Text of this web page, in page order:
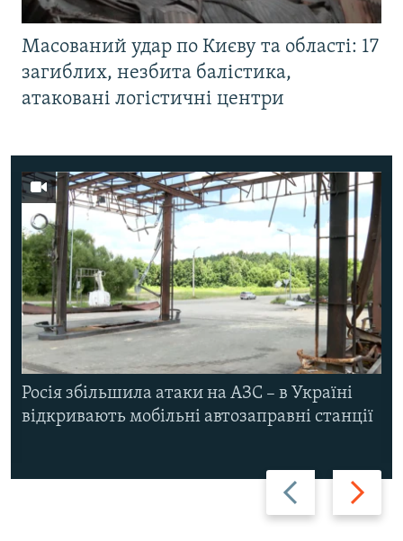
Масований удар по Києву та області: 17
загиблих, незбита балістика,
атаковані логістичні центри
Назад Вперед
Росія збільшила атаки на АЗС – в Україні
відкривають мобільні автозаправні станції